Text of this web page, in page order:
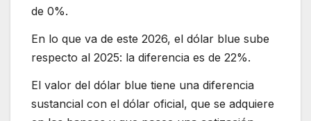
de 0%.
En lo que va de este 2026, el dólar blue sube
respecto al 2025: la diferencia es de 22%.
El valor del dólar blue tiene una diferencia
sustancial con el dólar oficial, que se adquiere